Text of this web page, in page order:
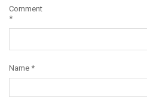
Comment
*
Name *